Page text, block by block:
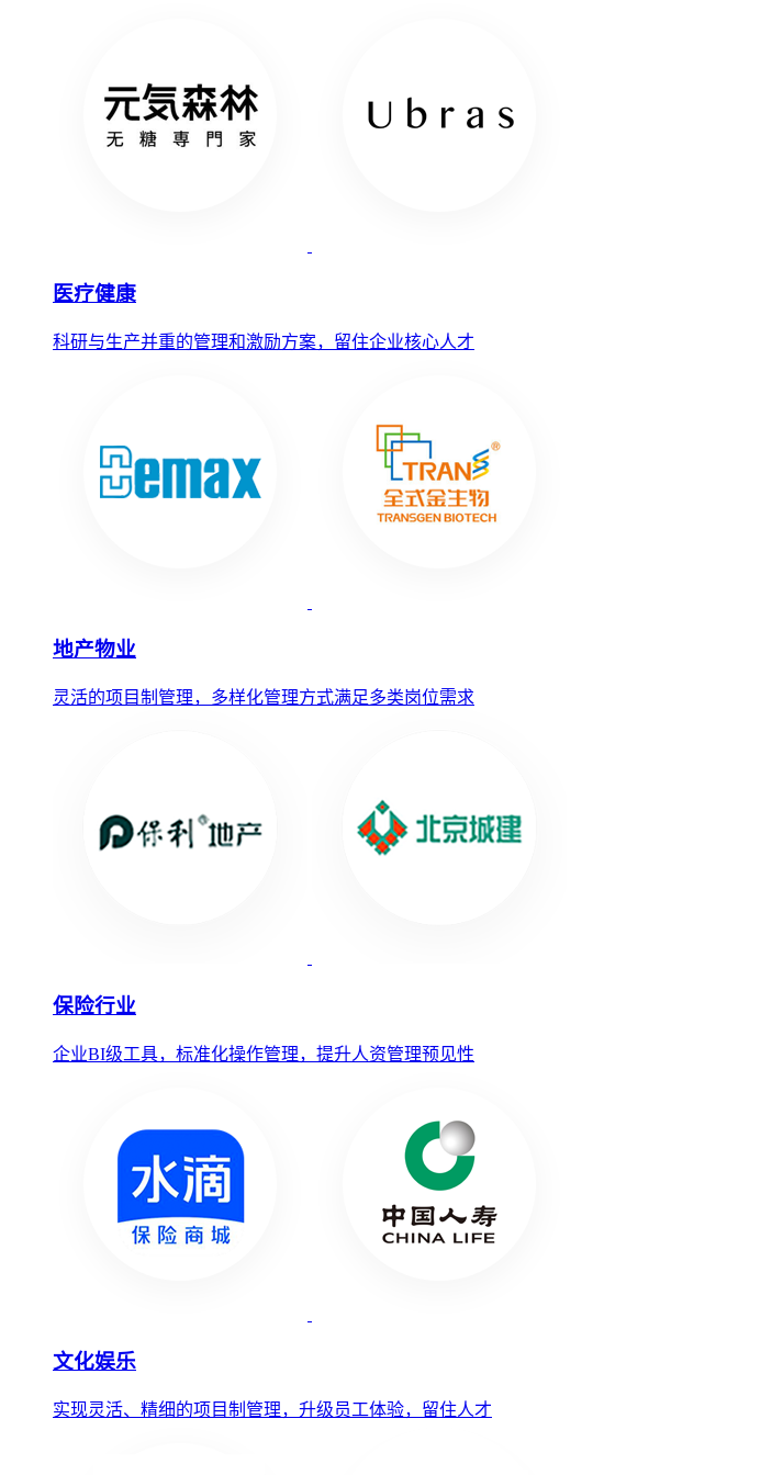
医疗健康
科研与生产并重的管理和激励方案，留住企业核心人才
地产物业
灵活的项目制管理，多样化管理方式满足多类岗位需求
保险行业
企业BI级工具，标准化操作管理，提升人资管理预见性
文化娱乐
实现灵活、精细的项目制管理，升级员工体验，留住人才